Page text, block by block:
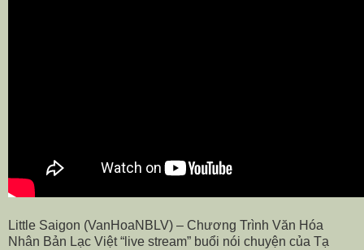
Little Saigon (VanHoaNBLV) – Chương Trình Văn Hóa
Nhân Bản Lạc Việt “live stream” buổi nói chuyện của Tạ